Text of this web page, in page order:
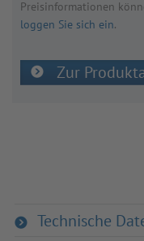
Preis­in­for­ma­tio­nen
loggen Sie sich ein.
Zur
Technische